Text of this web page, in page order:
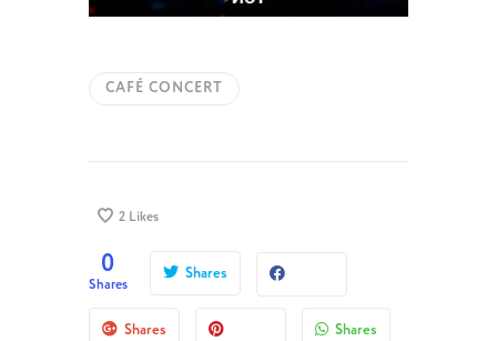
CAFÉ CONCERT
2Likes
0
Shares
Shares
Shares Shares